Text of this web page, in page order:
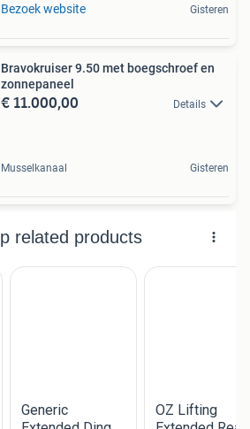
Bezoek website Gisteren
Bravokruiser 9.50 met boegschroef en
zonnepaneel
€ 11.000,00 Details
Musselkanaal Gisteren